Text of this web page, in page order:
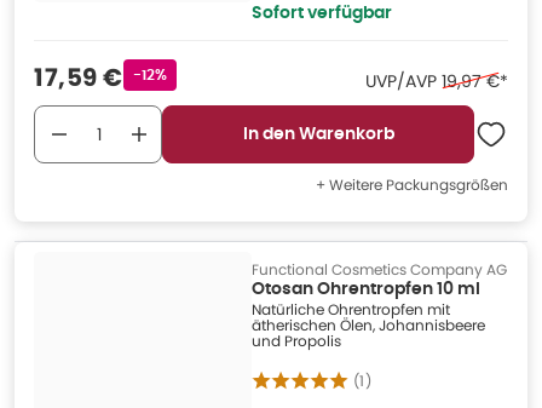
Sofort verfügbar
Verkaufspreis
17,59 € Rabattstempel
-12% UVP/AVP Ehemaliger
19,97 €*
In den Warenkorb
+ Weitere Packungsgrößen
Functional Cosmetics Company AG
Otosan Ohrentropfen 10 ml
Natürliche Ohrentropfen mit
ätherischen Ölen, Johannisbeere
und Propolis
(1)